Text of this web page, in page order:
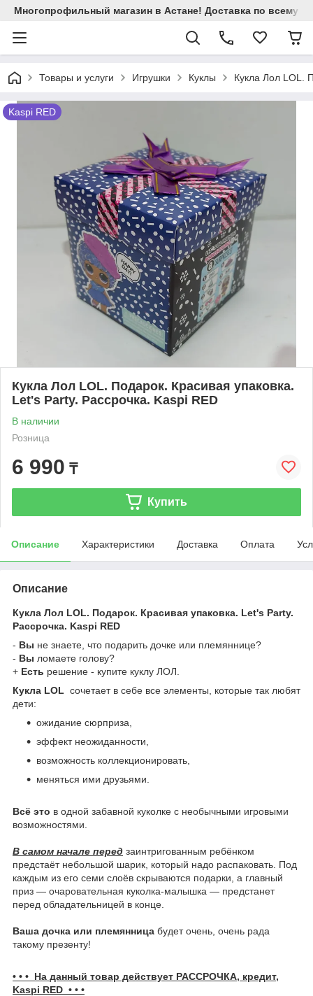
Многопрофильный магазин в Астане! Доставка по всему
Товары и услуги Игрушки Куклы Кукла Лол LOL.
Kaspi RED
Кукла Лол LOL. Подарок. Красивая упаковка.
Let's Party. Рассрочка. Kaspi RED
В наличии
Розница
6 990 ₸
Купить
Описание Характеристики Доставка Оплата
Описание
Кукла Лол LOL. Подарок. Красивая упаковка. Let's Party.
Рассрочка. Kaspi RED
- Вы не знаете, что подарить дочке или племяннице?
- Вы ломаете голову?
+ Есть решение - купите куклу ЛОЛ.
Кукла LOL сочетает в себе все элементы, которые так любят
дети:
ожидание сюрприза,
эффект неожиданности,
возможность коллекционировать,
меняться ими друзьями.
Всё это в одной забавной куколке с необычными игровыми
возможностями.
В самом начале перед заинтригованным ребёнком
предстаёт небольшой шарик, который надо распаковать. Под
каждым из его семи слоёв скрываются подарки, а главный
приз — очаровательная куколка-малышка — предстанет
перед обладательницей в конце.
Ваша дочка или племянница будет очень, очень рада
такому презенту!
• • • На данный товар действует РАССРОЧКА, кредит,
Kaspi RED • • •